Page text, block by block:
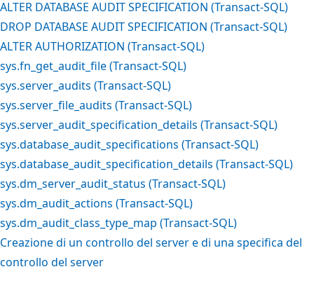
ALTER DATABASE AUDIT SPECIFICATION (Transact-SQL)
DROP DATABASE AUDIT SPECIFICATION (Transact-SQL)
ALTER AUTHORIZATION (Transact-SQL)
sys.fn_get_audit_file (Transact-SQL)
sys.server_audits (Transact-SQL)
sys.server_file_audits (Transact-SQL)
sys.server_audit_specification_details (Transact-SQL)
sys.database_audit_specifications (Transact-SQL)
sys.database_audit_specification_details (Transact-SQL)
sys.dm_server_audit_status (Transact-SQL)
sys.dm_audit_actions (Transact-SQL)
sys.dm_audit_class_type_map (Transact-SQL)
Creazione di un controllo del server e di una specifica del
controllo del server